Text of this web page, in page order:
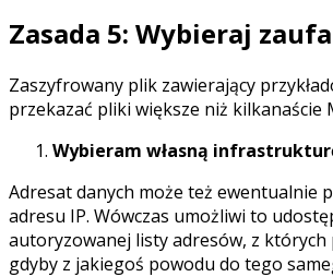
Zasada 5: Wybieraj
Zaszyfrowany plik zawierający
przekazać pliki większe niż
Wybieram własną
Adresat danych może też ewentualnie
adresu IP. Wówczas umożliwi to
autoryzowanej listy adresów, z
gdyby z jakiegoś powodu do tego